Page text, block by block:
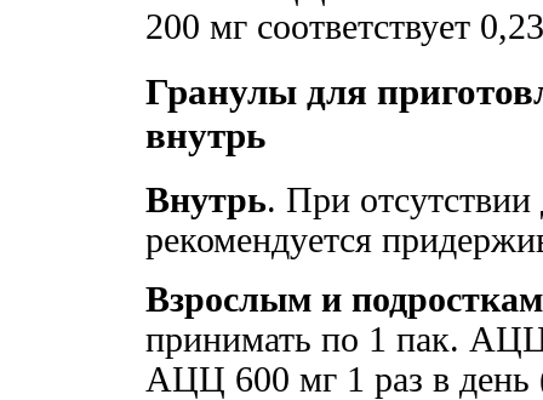
200 мг соответствует
Гранулы для
внутрь
Внутрь. При отсутствии
рекомендуется
Взрослым и
принимать по 1 пак.
АЦЦ 600 мг 1 раз в день